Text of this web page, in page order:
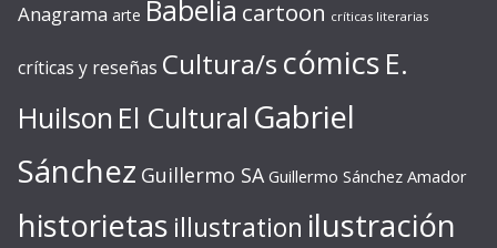
Anagrama arte Babelia cartoon críticas literarias
críticas y reseñas Cultura/s cómics E.
Huilson El Cultural Gabriel
Sánchez Guillermo SA Guillermo Sánchez Amador
historietas illustration ilustración